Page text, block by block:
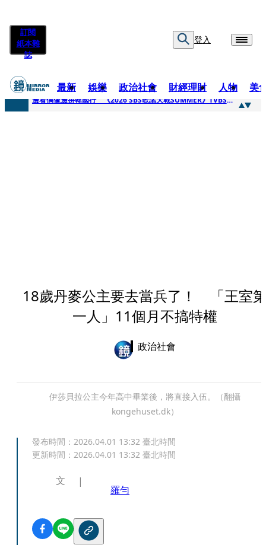
訂閱
紙本雜
誌
登入
最新 娛樂 政治社會 財經理財 人物 美
快訊
邊看偶像邊拚韓國行 《2026 SBS歌謠大戰SUMMER》TVBS直播祭追星福利
18歲丹麥公主要去當兵了！ 「王室
一人」11個月不搞特權
政治社會
伊莎貝拉公主今年高中畢業後，將直接入伍。（翻攝
kongehuset.dk）
發布時間： 2026.04.01 13:32 臺北時間
更新時間： 2026.04.01 13:32 臺北時間
文
羅勻